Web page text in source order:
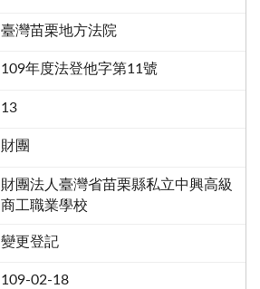
臺灣苗栗地方法院
109年度法登他字第11號
13
財團
財團法人臺灣省苗栗縣私立中興高級
商工職業學校
變更登記
109-02-18